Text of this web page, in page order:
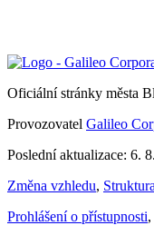
Oficiální stránky města
Provozovatel Galileo
Poslední aktualizace: 6.
Změna vzhledu,
Prohlášení o přístupnosti,